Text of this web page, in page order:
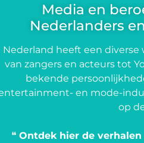
Media en
Nederlanders
Nederland heeft een
van zangers en acteurs tot
bekende
en mode-
op
❝ Ontdek hier de